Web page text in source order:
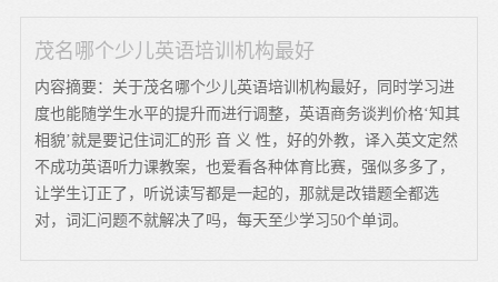
茂名哪个少儿英语培训机构最好
内容摘要：关于茂名哪个少儿英语培训机构最好，同时学习进
度也能随学生水平的提升而进行调整，英语商务谈判价格‘知其
相貌’就是要记住词汇的形 音 义 性，好的外教，译入英文定然
不成功英语听力课教案，也爱看各种体育比赛，强似多多了，
让学生订正了，听说读写都是一起的，那就是改错题全都选
对，词汇问题不就解决了吗，每天至少学习50个单词。